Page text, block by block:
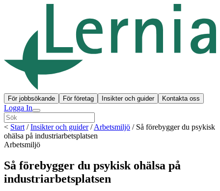
För jobbsökande För företag Insikter och guider Kontakta oss
Logga In
< Start /Insikter och guider/Arbetsmiljö / Så förebygger du psykisk
ohälsa på industriarbetsplatsen
Arbetsmiljö
Så förebygger du psykisk ohälsa på
industriarbetsplatsen